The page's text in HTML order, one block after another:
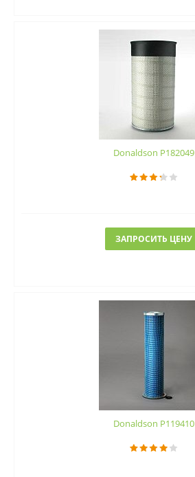
Donaldson P182049
ЗАПРОСИТЬ ЦЕНУ
Donaldson P119410